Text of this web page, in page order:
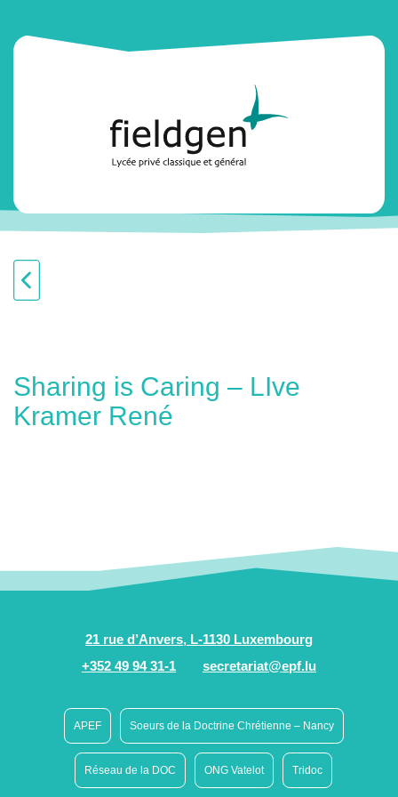
Sharing is Caring – LIve
Kramer René
21 rue d’Anvers, L-1130 Luxembourg
+352 49 94 31-1
secretariat@epf.lu
APEF Soeurs de la Doctrine Chrétienne – Nancy
Réseau de la DOC ONG Vatelot Tridoc